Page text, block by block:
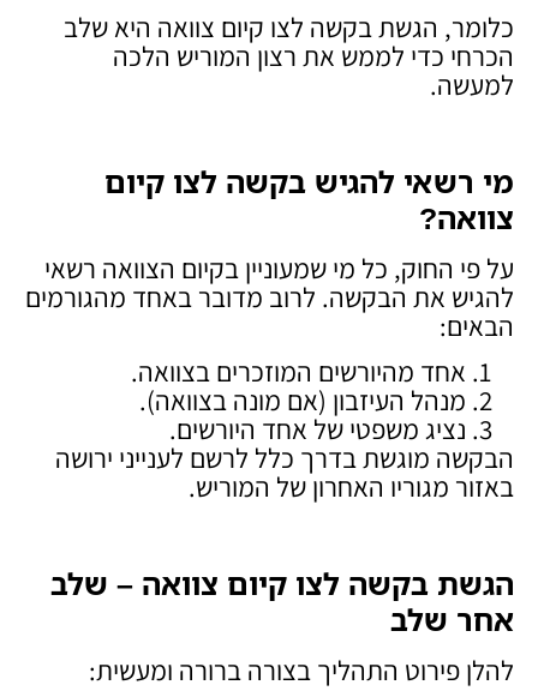
כלומר, הגשת בקשה לצו קיום צוואה היא שלב
הכרחי כדי לממש את רצון המוריש הלכה
למעשה.
מי רשאי להגיש בקשה לצו קיום
צוואה?
על פי החוק, כל מי שמעוניין בקיום הצוואה רשאי
להגיש את הבקשה. לרוב מדובר באחד מהגורמים
הבאים:
אחד מהיורשים המוזכרים בצוואה.
מנהל העיזבון (אם מונה בצוואה).
נציג משפטי של אחד היורשים.
הבקשה מוגשת בדרך כלל לרשם לענייני ירושה
באזור מגוריו האחרון של המוריש.
הגשת בקשה לצו קיום צוואה – שלב
אחר שלב
להלן פירוט התהליך בצורה ברורה ומעשית: